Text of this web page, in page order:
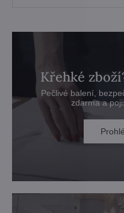
Křehké
Pečlivé balení,
zdarma a